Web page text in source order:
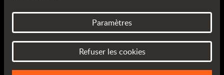
Venez nous rendre visite au pavillon C6
Du 8 au 14 avril. Bauma
Paramètres
Refuser les cookies